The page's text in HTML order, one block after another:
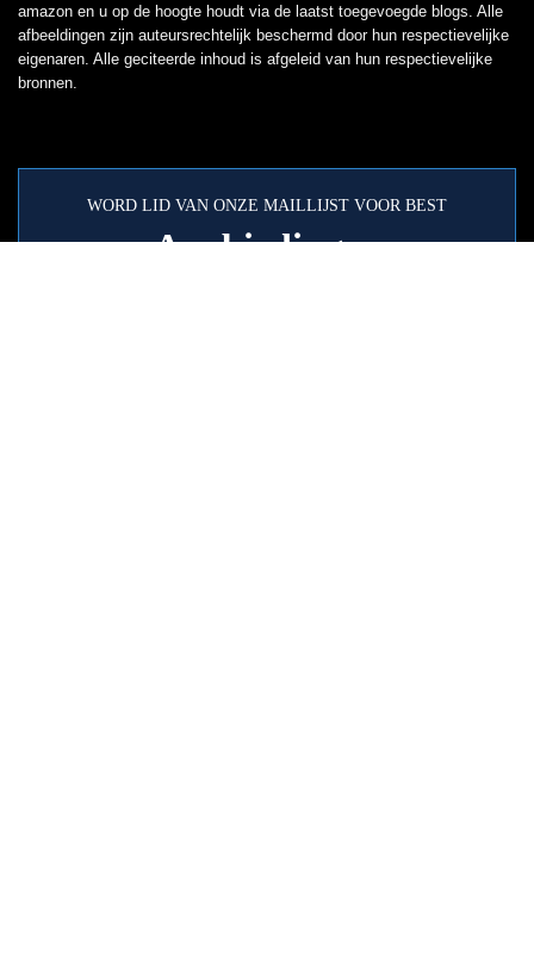
amazon en u op de hoogte houdt via de laatst toegevoegde blogs. Alle
afbeeldingen zijn auteursrechtelijk beschermd door hun respectievelijke
eigenaren. Alle geciteerde inhoud is afgeleid van hun respectievelijke
bronnen.
WORD LID VAN ONZE MAILLIJST VOOR BEST
Aanbiedingen